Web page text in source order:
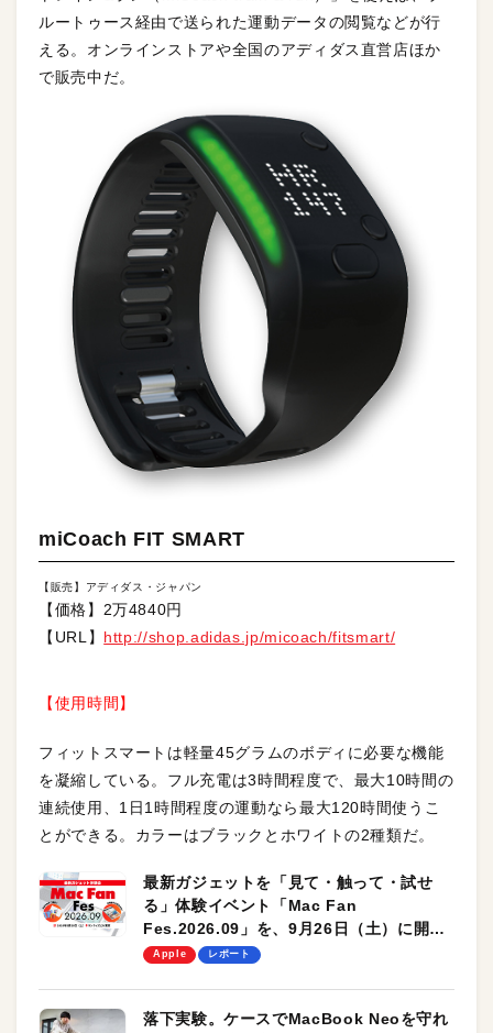
ルートゥース経由で送られた運動データの閲覧などが行
える。オンラインストアや全国のアディダス直営店ほか
で販売中だ。
miCoach FIT SMART
【販売】アディダス・ジャパン
【価格】2万4840円
【URL】 http://shop.adidas.jp/micoach/fitsmart/
【使用時間】
フィットスマートは軽量45グラムのボディに必要な機能
を凝縮している。フル充電は3時間程度で、最大10時間の
連続使用、1日1時間程度の運動なら最大120時間使うこ
とができる。カラーはブラックとホワイトの2種類だ。
最新ガジェットを「見て・触って・試せ
る」体験イベント「Mac Fan
Fes.2026.09」を、9月26日（土）に開催
します！
Apple レポート
落下実験。ケースでMacBook Neoを守れ